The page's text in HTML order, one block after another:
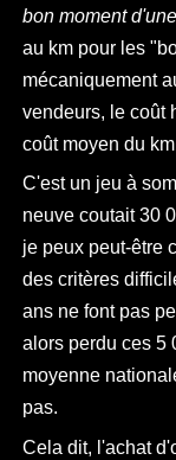
bon moment
au km pour les
mécaniquement
vendeurs, le coût
coût moyen du
C'est un jeu à
neuve coutait 30
je peux peut-être
des critères
ans ne font pas
alors perdu ces 5
moyenne
pas.
Cela dit, l'achat